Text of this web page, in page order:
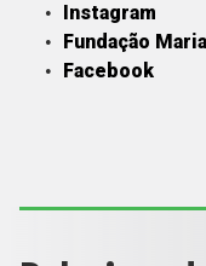
Instagram
Fundação
Facebook